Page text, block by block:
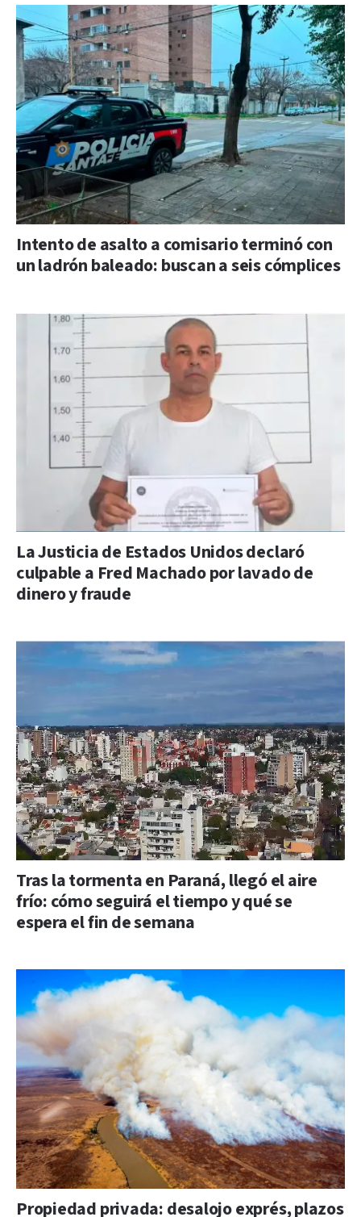
Intento de asalto a comisario terminó con
un ladrón baleado: buscan a seis cómplices
La Justicia de Estados Unidos declaró
culpable a Fred Machado por lavado de
dinero y fraude
Tras la tormenta en Paraná, llegó el aire
frío: cómo seguirá el tiempo y qué se
espera el fin de semana
Propiedad privada: desalojo exprés, plazos